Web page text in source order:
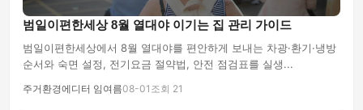
범일이편한세상 8월 열대야 이기는 집 관리 가이드
범일이편한세상에서 8월 열대야를 편안하게 보내는 차광·환기·냉방
순서와 숙면 설정, 전기요금 절약법, 안전 점검표를 실생...
주거환경에디터 임여름08-01 조회 21